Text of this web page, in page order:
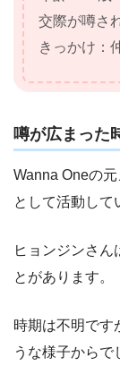
交際が噂さ
きっかけ：
噂が広まった
Wanna Oneの
として活動して
ヒョンジンさん
とがあります。
時期は不明です
うな様子からで